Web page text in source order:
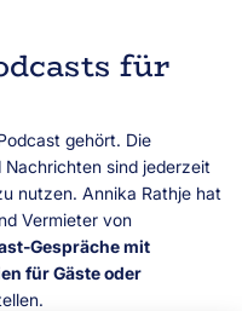
für
gehört. Die
sind jederzeit
nutzen. Annika Rathje hat
Vermieter von
Gespräche mit
für Gäste oder